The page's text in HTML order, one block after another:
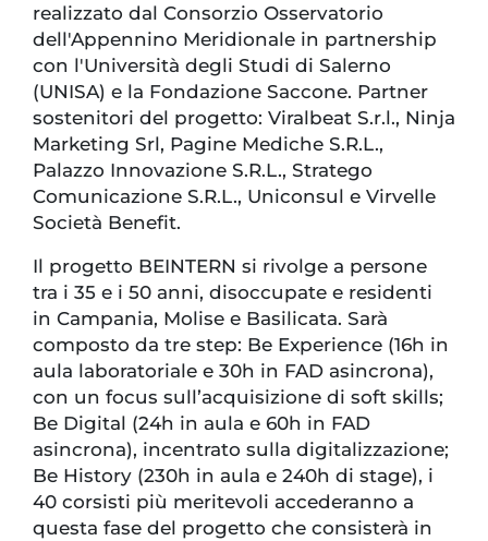
realizzato dal Consorzio Osservatorio
dell'Appennino Meridionale in partnership
con l'Università degli Studi di Salerno
(UNISA) e la Fondazione Saccone. Partner
sostenitori del progetto: Viralbeat S.r.l., Ninja
Marketing Srl, Pagine Mediche S.R.L.,
Palazzo Innovazione S.R.L., Stratego
Comunicazione S.R.L., Uniconsul e Virvelle
Società Benefit.
Il progetto BEINTERN si rivolge a persone
tra i 35 e i 50 anni, disoccupate e residenti
in Campania, Molise e Basilicata. Sarà
composto da tre step: Be Experience (16h in
aula laboratoriale e 30h in FAD asincrona),
con un focus sull’acquisizione di soft skills;
Be Digital (24h in aula e 60h in FAD
asincrona), incentrato sulla digitalizzazione;
Be History (230h in aula e 240h di stage), i
40 corsisti più meritevoli accederanno a
questa fase del progetto che consisterà in